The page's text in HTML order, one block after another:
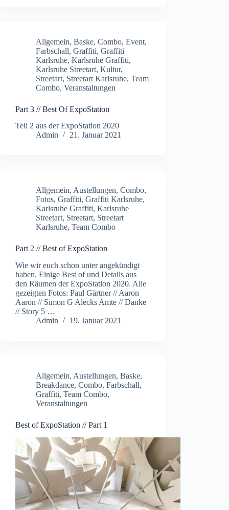
Allgemein, Baske, Combo, Event,
Farbschall, Graffiti, Graffiti
Karlsruhe, Karlsruhe Graffiti,
Karlsruhe Streetart, Kultur,
Streetart, Streetart Karlsruhe, Team
Combo, Veranstaltungen
Part 3 // Best Of ExpoStation
Teil 2 aus der ExpoStation 2020
Admin
21. Januar 2021
Allgemein, Austellungen, Combo,
Fotos, Graffiti, Graffiti Karlsruhe,
Karlsruhe Graffiti, Karlsruhe
Streetart, Streetart, Streetart
Karlsruhe, Team Combo
Part 2 // Best of ExpoStation
Wie wir euch schon unter angekündigt
haben. Einige Best of und Details aus
den Räumen der ExpoStation 2020. Alle
gezeigten Fotos: Paul Gärtner // Aaron
Aaron // Simon G Alecks Amte // Danke
// Story 5 …
Admin
19. Januar 2021
Allgemein, Austellungen, Baske,
Breakdance, Combo, Farbschall,
Graffiti, Team Combo,
Veranstaltungen
Best of ExpoStation // Part 1